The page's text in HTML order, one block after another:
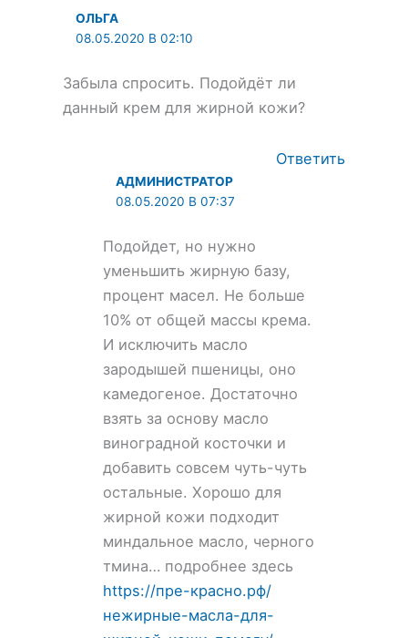
ОЛЬГА
08.05.2020 В 02:10
Забыла спросить. Подойдёт ли
данный крем для жирной кожи?
Ответить
АДМИНИСТРАТОР
08.05.2020 В 07:37
Подойдет, но нужно
уменьшить жирную базу,
процент масел. Не больше
10% от общей массы крема.
И исключить масло
зародышей пшеницы, оно
камедогеное. Достаточно
взять за основу масло
виноградной косточки и
добавить совсем чуть-чуть
остальные. Хорошо для
жирной кожи подходит
миндальное масло, черного
тмина… подробнее здесь
https://пре-красно.рф/
нежирные-масла-для-